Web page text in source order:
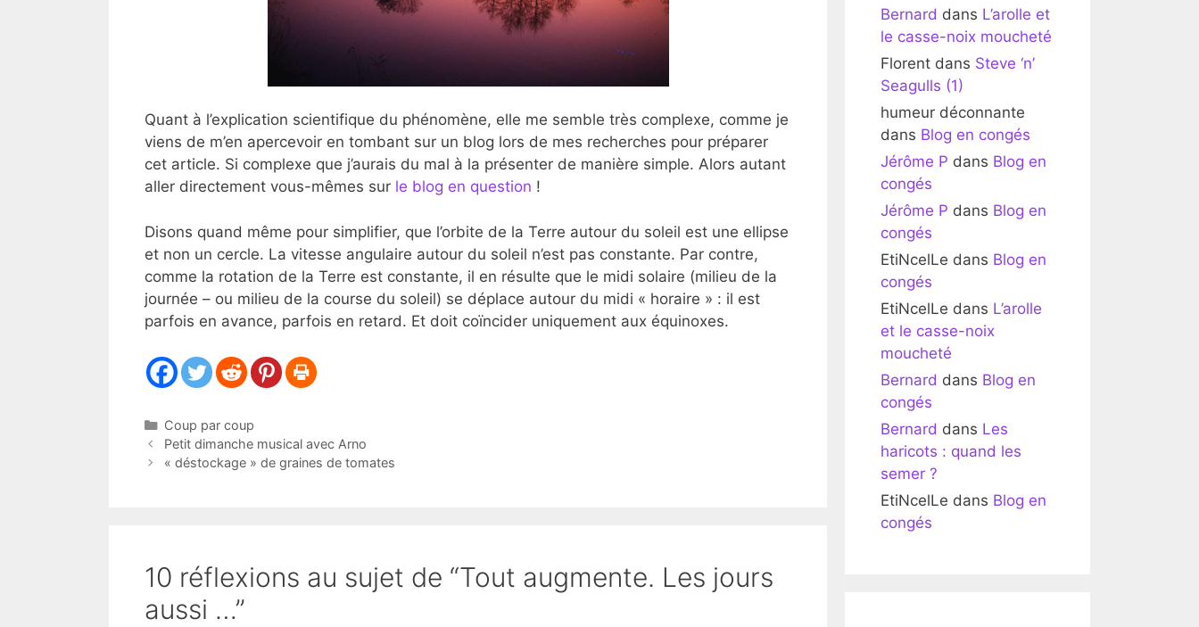
Quant à l’explication scientifique du phénomène, elle me semble très complexe, comme je
viens de m’en apercevoir en tombant sur un blog lors de mes recherches pour préparer
cet article. Si complexe que j’aurais du mal à la présenter de manière simple. Alors autant
aller directement vous-mêmes sur le blog en question !
Disons quand même pour simplifier, que l’orbite de la Terre autour du soleil est une ellipse
et non un cercle. La vitesse angulaire autour du soleil n’est pas constante. Par contre,
comme la rotation de la Terre est constante, il en résulte que le midi solaire (milieu de la
journée – ou milieu de la course du soleil) se déplace autour du midi « horaire » : il est
parfois en avance, parfois en retard. Et doit coïncider uniquement aux équinoxes.
Catégories
Coup par coup
Petit dimanche musical avec Arno
« déstockage » de graines de tomates
10 réflexions au sujet de “Tout augmente. Les jours
aussi …”
Bernard dans L’arolle et
le casse-noix moucheté
Florent dans Steve ‘n’
Seagulls (1)
humeur déconnante
dans Blog en congés
Jérôme P dans Blog en
congés
Jérôme P dans Blog en
congés
EtiNcelLe dans Blog en
congés
EtiNcelLe dans L’arolle
et le casse-noix
moucheté
Bernard dans Blog en
congés
Bernard dans Les
haricots : quand les
semer ?
EtiNcelLe dans Blog en
congés